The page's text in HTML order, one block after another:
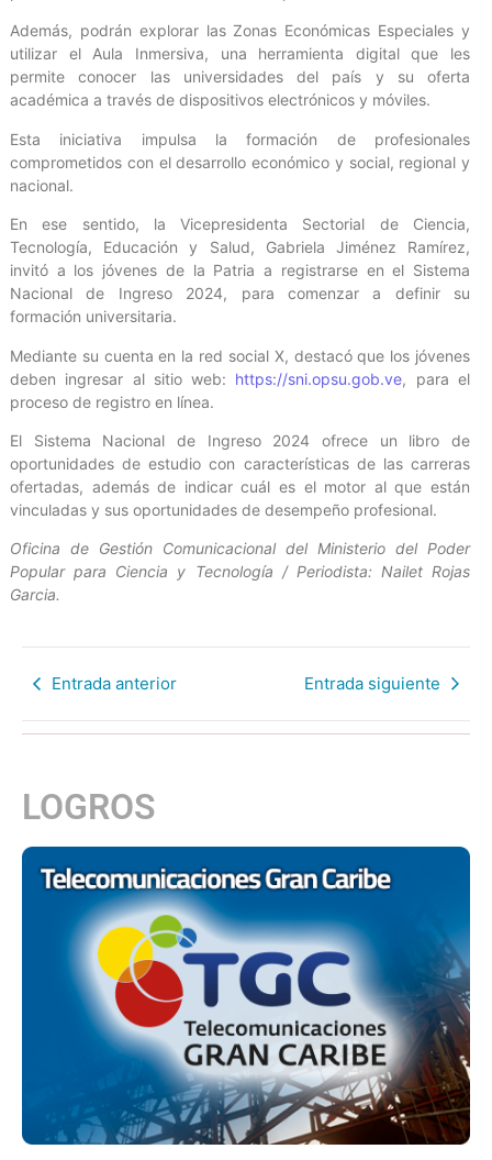
Además, podrán explorar las Zonas Económicas Especiales y
utilizar el Aula Inmersiva, una herramienta digital que les
permite conocer las universidades del país y su oferta
académica a través de dispositivos electrónicos y móviles.
Esta iniciativa impulsa la formación de profesionales
comprometidos con el desarrollo económico y social, regional y
nacional.
En ese sentido, la Vicepresidenta Sectorial de Ciencia,
Tecnología, Educación y Salud, Gabriela Jiménez Ramírez,
invitó a los jóvenes de la Patria a registrarse en el Sistema
Nacional de Ingreso 2024, para comenzar a definir su
formación universitaria.
Mediante su cuenta en la red social X, destacó que los jóvenes
deben ingresar al sitio web: https://sni.opsu.gob.ve, para el
proceso de registro en línea.
El Sistema Nacional de Ingreso 2024 ofrece un libro de
oportunidades de estudio con características de las carreras
ofertadas, además de indicar cuál es el motor al que están
vinculadas y sus oportunidades de desempeño profesional.
Oficina de Gestión Comunicacional del Ministerio del Poder
Popular para Ciencia y Tecnología / Periodista: Nailet Rojas
Garcia.
Entrada anterior Entrada siguiente
LOGROS